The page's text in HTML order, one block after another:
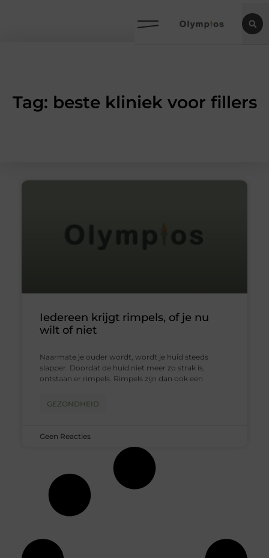
Tag: beste kliniek voor fillers
Iedereen krijgt rimpels, of je nu
wilt of niet
Naarmate je ouder wordt, wordt je huid steeds
slapper. Doordat de huid niet meer zo strak is,
ontstaan er rimpels. Rimpels zijn dan ook een
GEZONDHEID
Geen Reacties